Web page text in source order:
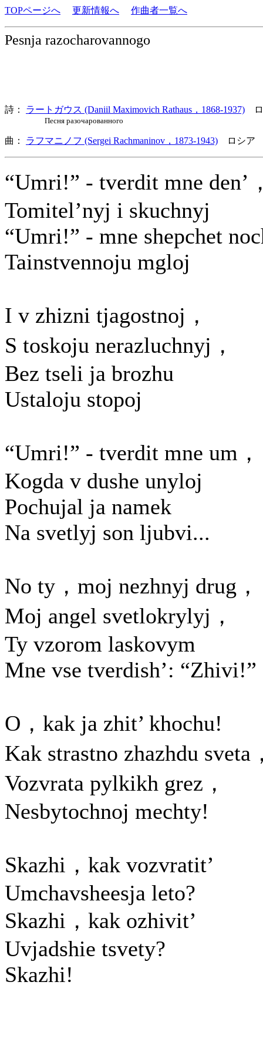
TOPページへ 更新情報へ 作曲者一覧へ
Pesnja razocharovannogo
詩： ラートガウス (Daniil Maximovich Rathaus，1868-1937) ロ
Песня разочарованного
曲： ラフマニノフ (Sergei Rachmaninov，1873-1943) ロシア
“Umri!” - tverdit mne den’
Tomitel’nyj i skuchnyj
“Umri!” - mne shepchet
Tainstvennoju mgloj
I v zhizni tjagostnoj，
S toskoju nerazluchnyj，
Bez tseli ja brozhu
Ustaloju stopoj
“Umri!” - tverdit mne um，
Kogda v dushe unyloj
Pochujal ja namek
Na svetlyj son ljubvi...
No ty，moj nezhnyj drug，
Moj angel svetlokrylyj，
Ty vzorom laskovym
Mne vse tverdish’: “Zhivi!”
O，kak ja zhit’ khochu!
Kak strastno zhazhdu sveta
Vozvrata pylkikh grez，
Nesbytochnoj mechty!
Skazhi，kak vozvratit’
Umchavsheesja leto?
Skazhi，kak ozhivit’
Uvjadshie tsvety?
Skazhi!